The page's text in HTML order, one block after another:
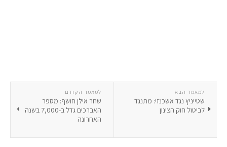
למאמר הקודם
שחר אילן חושף: מספר
האברכים גדל ב-7,000 בשנה
האחרונה
למאמר הבא
שטייניץ נגד אשכנזי: מתנגד
לביטול חוק הצינון